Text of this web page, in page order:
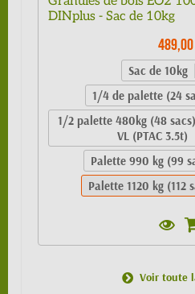
DINplus - Sac de 10kg
Sac de 10kg
1/4 de palette (24
1/2 palette 480kg (48 sacs)
VL (PTAC 3.5t)
Palette 990 kg (99
Palette 1120 kg (112
Voir toute